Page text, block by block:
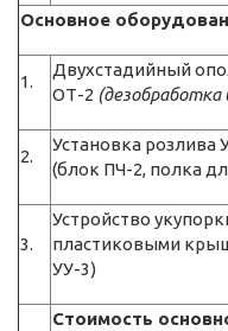
Основное
1.
Двухстадийный
ОТ-2
2.
Установка розлива
(блок ПЧ-2, полка
3.
Устройство
пластиковыми
УУ-3)
Стоимость